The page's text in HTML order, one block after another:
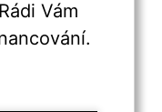
Vám